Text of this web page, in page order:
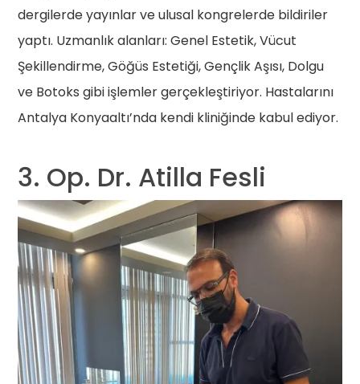
dergilerde yayınlar ve ulusal kongrelerde bildiriler
yaptı. Uzmanlık alanları: Genel Estetik, Vücut
Şekillendirme, Göğüs Estetiği, Gençlik Aşısı, Dolgu
ve Botoks gibi işlemler gerçekleştiriyor. Hastalarını
Antalya Konyaaltı’nda kendi kliniğinde kabul ediyor.
3. Op. Dr. Atilla Fesli